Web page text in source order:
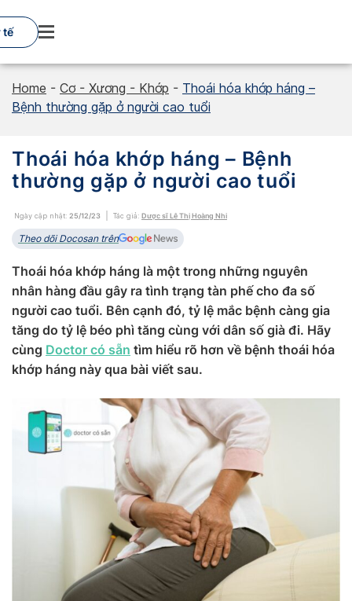
to
content
tế
Home - Cơ - Xương - Khớp - Thoái hóa khớp háng –
Bệnh thường gặp ở người cao tuổi
Thoái hóa khớp háng – Bệnh
thường gặp ở người cao tuổi
Ngày cập nhật: 25/12/23 Tác giả: Dược sĩ Lê Thị Hoàng Nhi
Theo dõi Docosan trên
Thoái hóa khớp háng là một trong những nguyên
nhân hàng đầu gây ra tình trạng tàn phế cho đa số
người cao tuổi. Bên cạnh đó, tỷ lệ mắc bệnh càng gia
tăng do tỷ lệ béo phì tăng cùng với dân số già đi. Hãy
cùng Doctor có sẵn tìm hiểu rõ hơn về bệnh thoái hóa
khớp háng này qua bài viết sau.